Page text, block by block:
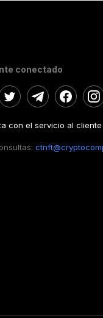
conectado
con el servicio al cliente